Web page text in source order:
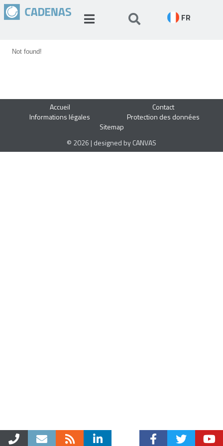
FR
Not found!
Accueil
Contact
Informations légales
Protection des données
Sitemap
© 2026 | designed by CANVAS